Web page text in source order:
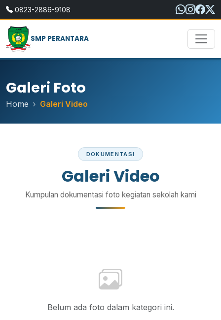
0823-2886-9108
SMP PERANTARA
Galeri Foto
Home Galeri Video
DOKUMENTASI
Galeri Video
Kumpulan dokumentasi foto kegiatan sekolah kami
Belum ada foto dalam kategori ini.